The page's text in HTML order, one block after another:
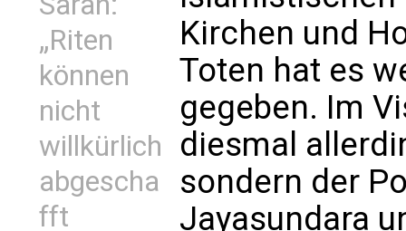
„Riten
können
nicht
willkürlich
abgescha
fft
Kirchen und
Toten hat es
gegeben. Im
diesmal
sondern der
Jayasundara